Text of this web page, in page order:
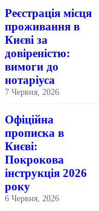
Реєстрація місця
проживання в
Києві за
довіреністю:
вимоги до
нотаріуса
7 Червня, 2026
Офіційна
прописка в
Києві:
Покрокова
інструкція 2026
року
6 Червня, 2026